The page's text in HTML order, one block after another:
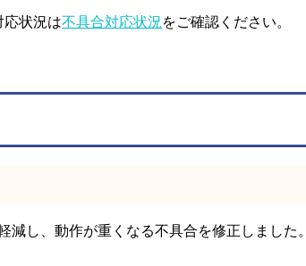
応状況は不具合対応状況をご確認ください。
減し、動作が重くなる不具合を修正しました。